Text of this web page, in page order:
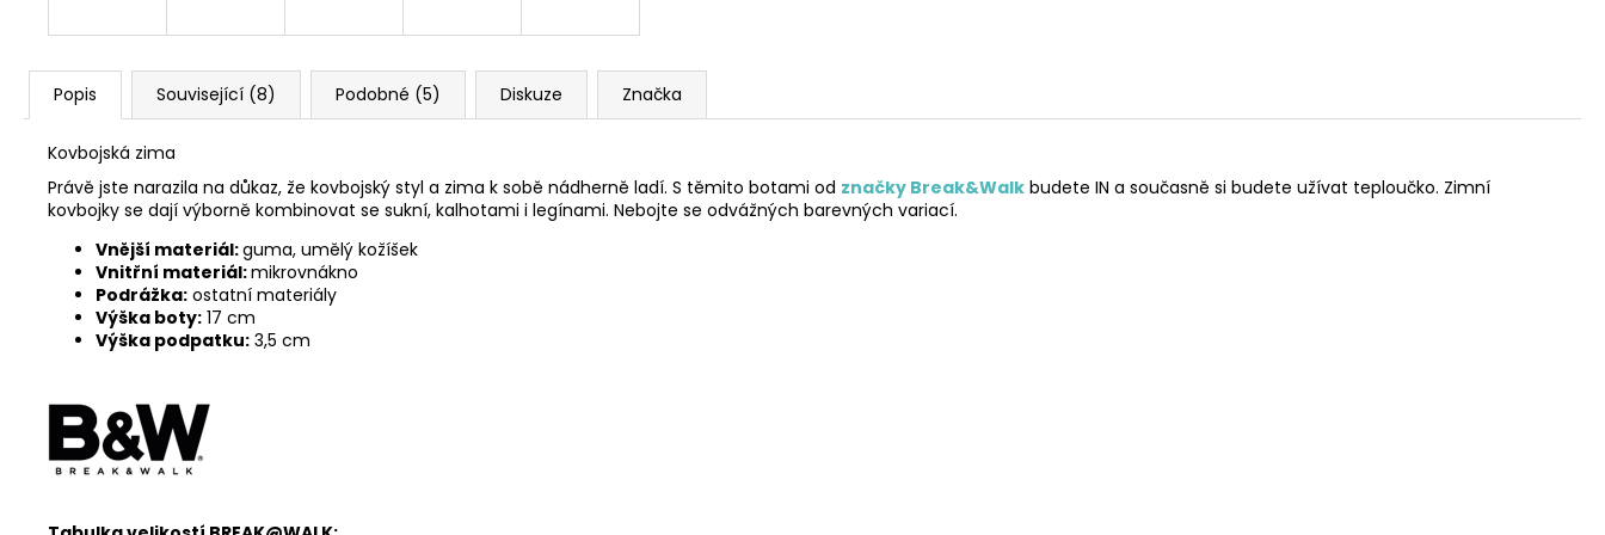
Popis Související (8) Podobné (5) Diskuze Značka
Kovbojská zima
Právě jste narazila na důkaz, že kovbojský styl a zima k sobě nádherně ladí. S těmito botami od značky Break&Walk budete IN a současně si budete užívat teploučko. Zimní
kovbojky se dají výborně kombinovat se sukní, kalhotami i legínami. Nebojte se odvážných barevných variací.
Vnější materiál:guma, umělý kožíšek
Vnitřní materiál:mikrovnákno
Podrážka: ostatní materiály
Výška boty: 17 cm
Výška podpatku: 3,5 cm